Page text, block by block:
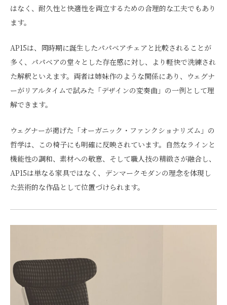
はなく、耐久性と快適性を両立するための合理的な工夫でもあり
ます。
AP15は、同時期に誕生したパパベアチェアと比較されることが
多く、パパベアの堂々とした存在感に対し、より軽快で洗練され
た解釈といえます。両者は姉妹作のような関係にあり、ウェグナ
ーがリアルタイムで試みた「デザインの変奏曲」の一例として理
解できます。
ウェグナーが掲げた「オーガニック・ファンクショナリズム」の
哲学は、この椅子にも明確に反映されています。自然なラインと
機能性の調和、素材への敬意、そして職人技の精緻さが融合し、
AP15は単なる家具ではなく、デンマークモダンの理念を体現し
た芸術的な作品として位置づけられます。